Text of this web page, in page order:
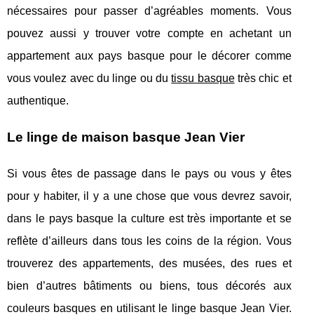
nécessaires pour passer d’agréables moments. Vous
pouvez aussi y trouver votre compte en achetant un
appartement aux pays basque pour le décorer comme
vous voulez avec du linge ou dutissu basquetrès chic et
authentique.
Le linge de maison basque Jean Vier
Si vous êtes de passage dans le pays ou vous y êtes
pour y habiter, il y a une chose que vous devrez savoir,
dans le pays basque la culture est très importante et se
reflète d’ailleurs dans tous les coins de la région. Vous
trouverez des appartements, des musées, des rues et
bien d’autres bâtiments ou biens, tous décorés aux
couleurs basques en utilisant le linge basque Jean Vier.